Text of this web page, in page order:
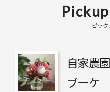
ピッ
自家農
ブーケ